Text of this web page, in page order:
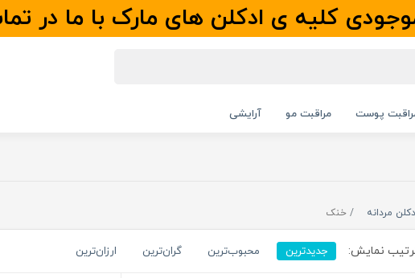
کلیه ی ادکلن های مارک با ما در
پوست مراقبت مو آرایشی
مردانه خنک
نمایش: جدیدترین محبوب‌ترین گران‌ترین ارزان‌ترین